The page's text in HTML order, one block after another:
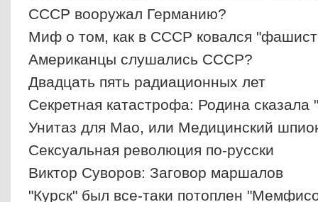
СССР вооружал Германию?
Миф о том, как в СССР ковался
Американцы слушались СССР?
Двадцать пять радиационных лет
Секретная катастрофа: Родина сказала
Унитаз для Мао, или Медицинский
Сексуальная революция по-русски
Виктор Суворов: Заговор маршалов
"Курск" был все-таки потоплен